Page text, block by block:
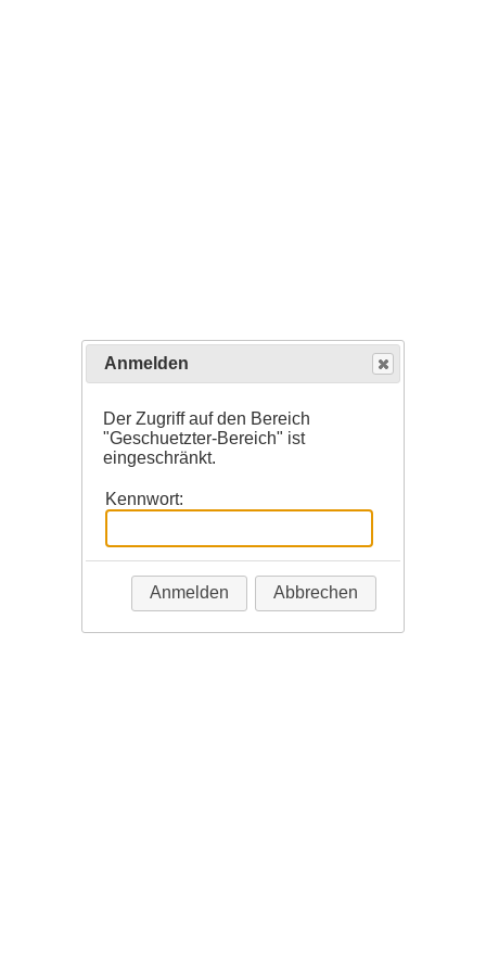
Anmelden
Der Zugriff auf den Bereich
"Geschuetzter-Bereich" ist
eingeschränkt.
Kennwort:
Anmelden Abbrechen